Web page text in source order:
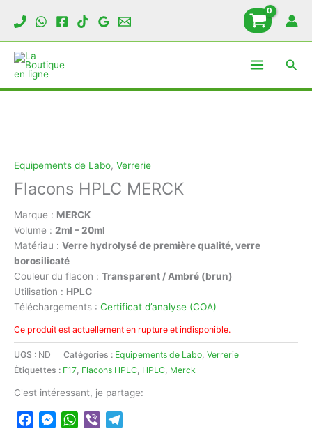
Equipements de Labo, Verrerie
Flacons HPLC MERCK
Marque : MERCK
Volume : 2ml – 20ml
Matériau : Verre hydrolysé de première qualité, verre
borosilicaté
Couleur du flacon : Transparent / Ambré (brun)
Utilisation : HPLC
Téléchargements : Certificat d’analyse (COA)
Ce produit est actuellement en rupture et indisponible.
UGS : ND Catégories : Equipements de Labo Verrerie
Étiquettes : F17 Flacons HPLC HPLC Merck
C'est intéressant, je partage:
FacebookMessenger
WhatsApp
Viber